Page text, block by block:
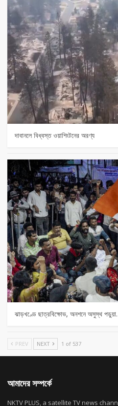
দাবানলে বিধ্বস্ত ওয়াশিংটনের অরণ্য
ঝাড়খণ্ডে ছাত্রবিক্ষোভ, অনশনে অসুস্থ
PREV NEXT 1 of 537
আমাদের সম্পর্কে
NKTV PLUS, a satellite TV news